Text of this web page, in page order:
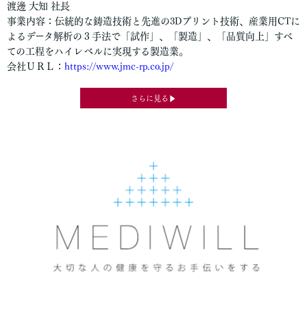
渡邊 大知 社長
事業内容：伝統的な鋳造技術と先進の3Dプリント技術、産業用CTに
よるデータ解析の３手法で「試作」、「製造」、「品質向上」すべ
ての工程をハイレベルに実現する製造業。
会社ＵＲＬ： https://www.jmc-rp.co.jp/
さらに見る▶